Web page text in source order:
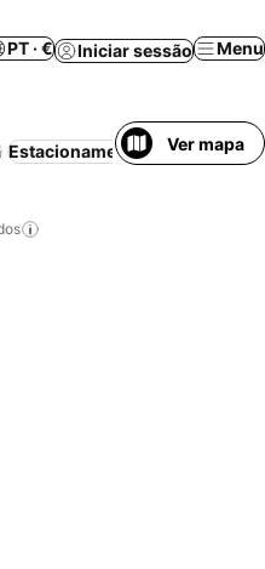
PT · € Iniciar sessão Menu
Estacionamento Praia
Ver mapa